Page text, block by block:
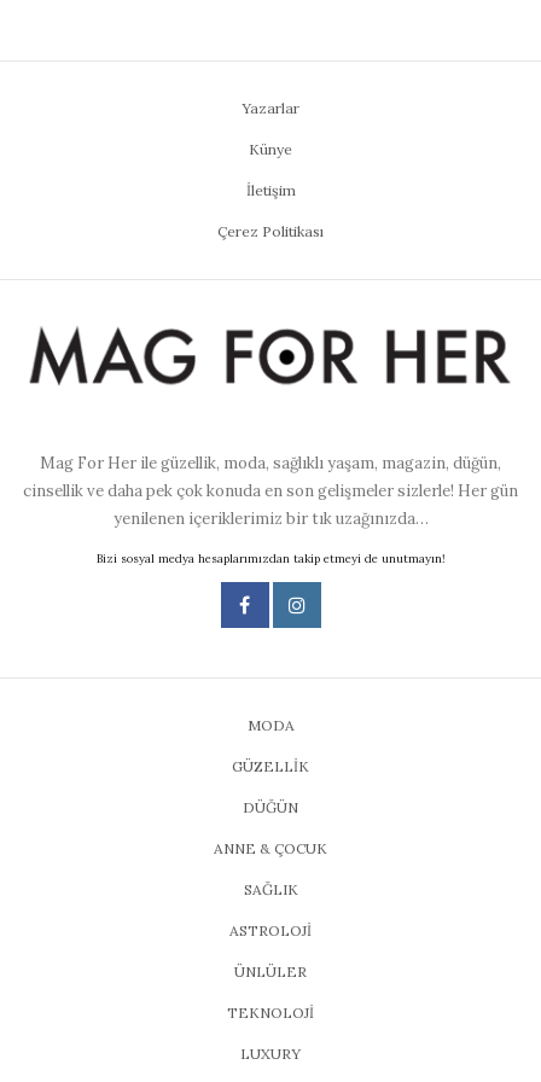
Yazarlar
Künye
İletişim
Çerez Politikası
Mag For Her ile güzellik, moda, sağlıklı yaşam, magazin, düğün,
cinsellik ve daha pek çok konuda en son gelişmeler sizlerle! Her gün
yenilenen içeriklerimiz bir tık uzağınızda…
Bizi sosyal medya hesaplarımızdan takip etmeyi de unutmayın!
MODA
GÜZELLİK
DÜĞÜN
ANNE & ÇOCUK
SAĞLIK
ASTROLOJİ
ÜNLÜLER
TEKNOLOJİ
LUXURY